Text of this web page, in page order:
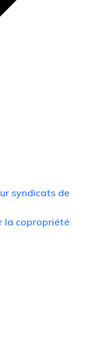
syndicats de
la copropriété